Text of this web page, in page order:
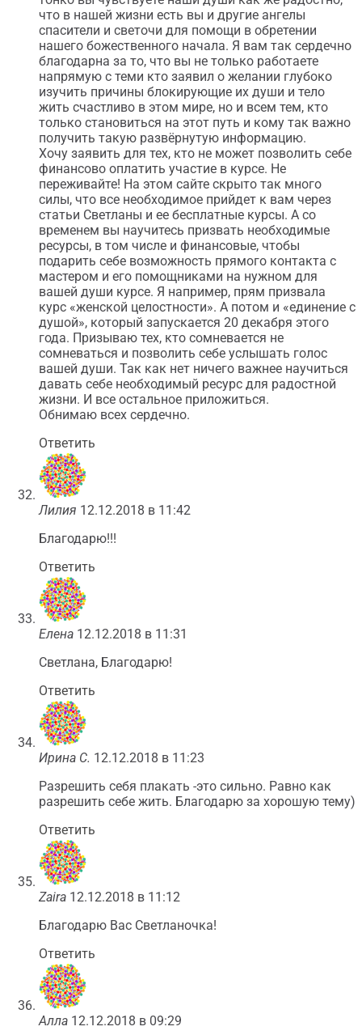
что в нашей жизни есть вы и другие ангелы
спасители и светочи для помощи в обретении
нашего божественного начала. Я вам так сердечно
благодарна за то, что вы не только работаете
напрямую с теми кто заявил о желании глубоко
изучить причины блокирующие их души и тело
жить счастливо в этом мире, но и всем тем, кто
только становиться на этот путь и кому так важно
получить такую развёрнутую информацию.
Хочу заявить для тех, кто не может позволить себе
финансово оплатить участие в курсе. Не
переживайте! На этом сайте скрыто так много
силы, что все необходимое прийдет к вам через
статьи Светланы и ее бесплатные курсы. А со
временем вы научитесь призвать необходимые
ресурсы, в том числе и финансовые, чтобы
подарить себе возможность прямого контакта с
мастером и его помощниками на нужном для
вашей души курсе. Я например, прям призвала
курс «женской целостности». А потом и «единение с
душой», который запускается 20 декабря этого
года. Призываю тех, кто сомневается не
сомневаться и позволить себе услышать голос
вашей души. Так как нет ничего важнее научиться
давать себе необходимый ресурс для радостной
жизни. И все остальное приложиться.
Обнимаю всех сердечно.
Ответить
Лилия 12.12.2018 в 11:42
Благодарю!!!
Ответить
Елена 12.12.2018 в 11:31
Светлана, Благодарю!
Ответить
Ирина С. 12.12.2018 в 11:23
Разрешить себя плакать -это сильно. Равно как
разрешить себе жить. Благодарю за хорошую тему)
Ответить
Zaira 12.12.2018 в 11:12
Благодарю Вас Светланочка!
Ответить
Алла 12.12.2018 в 09:29